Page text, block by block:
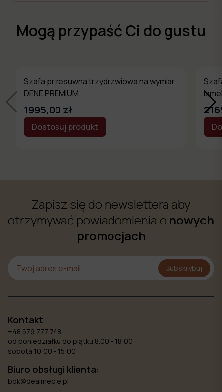
Mogą przypaść Ci do gustu
Szafa przesuwna trzydrzwiowa na wymiar
DENE PREMIUM
1995,00 zł
Dostosuj produkt
Zapisz się do newslettera aby
otrzymywać powiadomienia o nowych
promocjach
Subskrybuj
Kontakt
+48 579 777 748
od poniedziałku do piątku 8.00 - 18:00
sobota 10:00 - 15:00
Biuro obsługi klienta:
bok@dealmeble.pl